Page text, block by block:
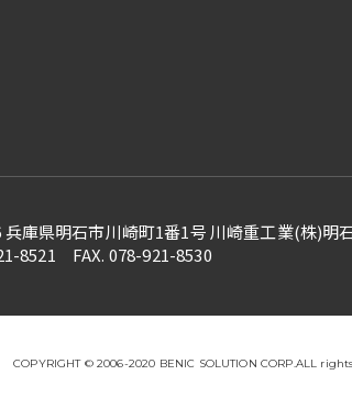
兵庫県明石市川崎町1番1号川崎重工業(株)明
8521 FAX. 078-921-8530
COPYRIGHT © 2006-2020 BENIC SOLUTION CORP.ALL